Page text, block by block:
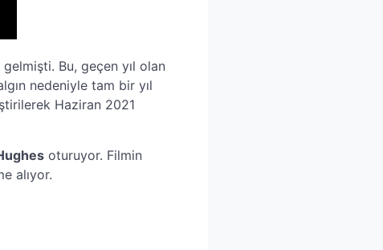
gelmişti. Bu, geçen yıl olan
nedeniyle tam bir yıl
Haziran 2021
oturuyor. Filmin
alıyor.